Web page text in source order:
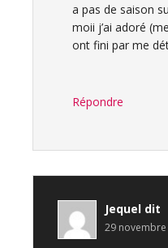
a pas de saison
moii j’ai adoré
ont fini par me
Répondre
Jequel dit
29